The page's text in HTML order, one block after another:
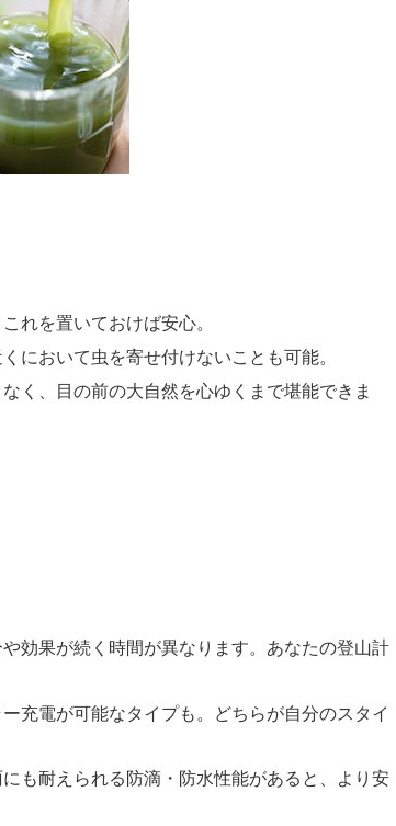
れを置いておけば安心。
において虫を寄せ付けないことも可能。
く、目の前の大自然を心ゆくまで堪能できま
効果が続く時間が異なります。あなたの登山計
充電が可能なタイプも。どちらが自分のスタイ
も耐えられる防滴・防水性能があると、より安